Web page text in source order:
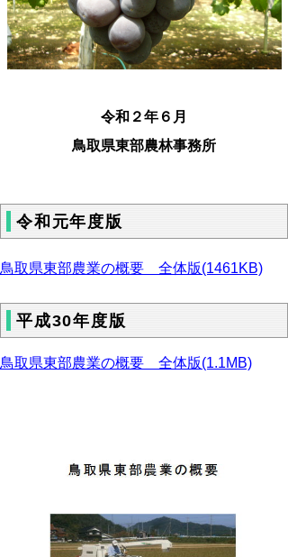
令和２年６月
鳥取県東部農林事務所
令和元年度版
鳥取県東部農業の概要 全体版(1461KB)
平成30年度版
鳥取県東部農業の概要 全体版(1.1MB)